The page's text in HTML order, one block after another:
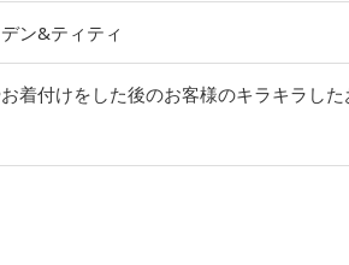
ン&ティティ
着付けをした後のお客様のキラキラした